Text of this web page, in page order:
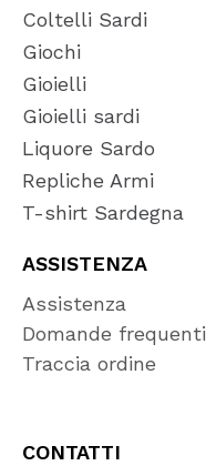
Coltelli Sardi
Giochi
Gioielli
Gioielli sardi
Liquore Sardo
Repliche Armi
T-shirt Sardegna
ASSISTENZA
Assistenza
Domande frequenti
Traccia ordine
CONTATTI